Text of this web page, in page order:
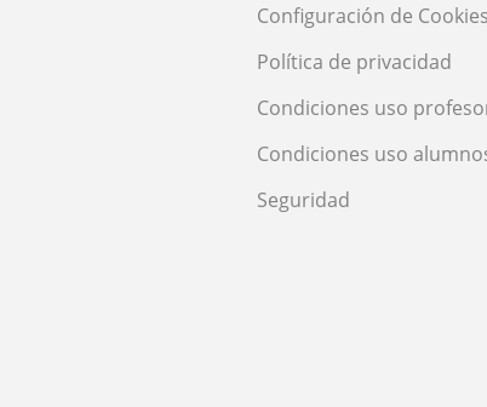
Configuración de Cookies
Política de privacidad
Condiciones uso
Condiciones uso
Seguridad